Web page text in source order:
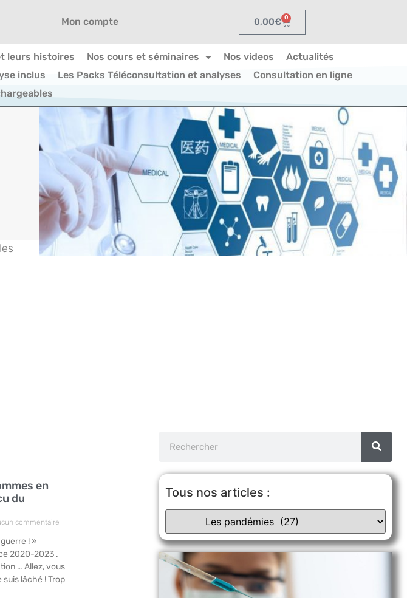
Mon compte 0,00€ 0
leurs histoires Nos cours et séminaires Nos videos
Actualités
inclus Les Packs Téléconsultation et analyses
Consultation en ligne
en
du
commentaire
! »
2020-2023 .
… Allez, vous
lâché ! Trop
Tous nos articles :